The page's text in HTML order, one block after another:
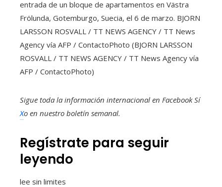
entrada de un bloque de apartamentos en Västra
Frölunda, Gotemburgo, Suecia, el 6 de marzo. BJORN
LARSSON ROSVALL / TT NEWS AGENCY / TT News
Agency vía AFP / ContactoPhoto (BJORN LARSSON
ROSVALL / TT NEWS AGENCY / TT News Agency vía
AFP / ContactoPhoto)
Sigue toda la información internacional en FacebookSí
Xo en nuestro boletín semanal.
Regístrate para seguir
leyendo
lee sin limites